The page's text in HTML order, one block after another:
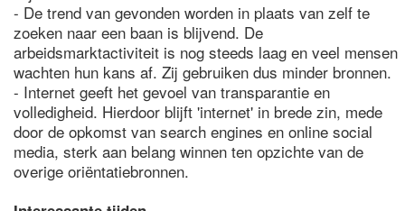
- De trend van gevonden worden in plaats van zelf te
zoeken naar een baan is blijvend. De
arbeidsmarktactiviteit is nog steeds laag en veel mensen
wachten hun kans af. Zij gebruiken dus minder bronnen.
- Internet geeft het gevoel van transparantie en
volledigheid. Hierdoor blijft 'internet' in brede zin, mede
door de opkomst van search engines en online social
media, sterk aan belang winnen ten opzichte van de
overige oriëntatiebronnen.